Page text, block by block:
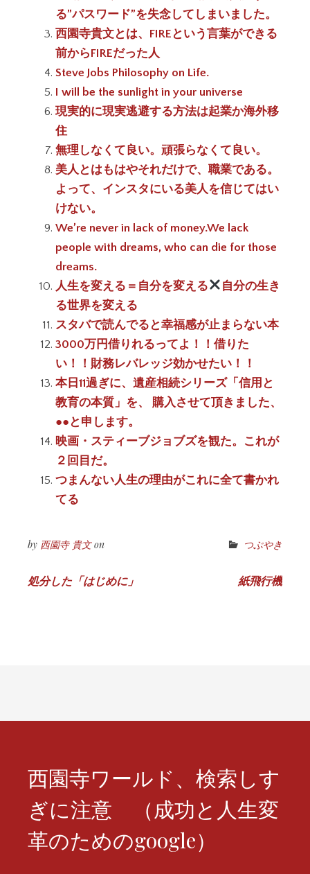
る”パスワード”を失念してしまいました。
西園寺貴文とは、FIREという言葉ができる
前からFIREだった人
Steve Jobs Philosophy on Life.
I will be the sunlight in your universe
現実的に現実逃避する方法は起業か海外移
住
無理しなくて良い。頑張らなくて良い。
美人とはもはやそれだけで、職業である。
よって、インスタにいる美人を信じてはい
けない。
We’re never in lack of money.We lack
people with dreams, who can die for those
dreams.
人生を変える＝自分を変える
自分の生き
る世界を変える
スタバで読んでると幸福感が止まらない本
3000万円借りれるってよ！！借りた
い！！財務レバレッジ効かせたい！！
本日11過ぎに、遺産相続シリーズ「信用と
教育の本質」を、 購入させて頂きました、
●●と申します。
映画・スティーブジョブズを観た。これが
２回目だ。
つまんない人生の理由がこれに全て書かれ
てる
by 西園寺 貴文on つぶやき
投
ン
処分した「はじめに」 紙飛行機
西園寺ワールド、検索しす
ぎに注意 （成功と人生変
革のためのgoogle）